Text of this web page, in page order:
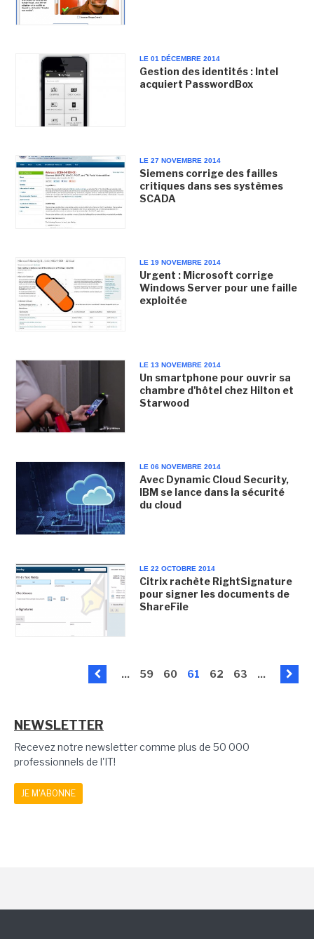
LE 01 DÉCEMBRE 2014
Gestion des identités : Intel
acquiert PasswordBox
LE 27 NOVEMBRE 2014
Siemens corrige des failles
critiques dans ses systèmes
SCADA
LE 19 NOVEMBRE 2014
Urgent : Microsoft corrige
Windows Server pour une faille
exploitée
LE 13 NOVEMBRE 2014
Un smartphone pour ouvrir sa
chambre d'hôtel chez Hilton et
Starwood
LE 06 NOVEMBRE 2014
Avec Dynamic Cloud Security,
IBM se lance dans la sécurité
du cloud
LE 22 OCTOBRE 2014
Citrix rachète RightSignature
pour signer les documents de
ShareFile
... 59 60 61 62 63 ...
NEWSLETTER
Recevez notre newsletter comme plus de 50 000
professionnels de l'IT!
JE M'ABONNE